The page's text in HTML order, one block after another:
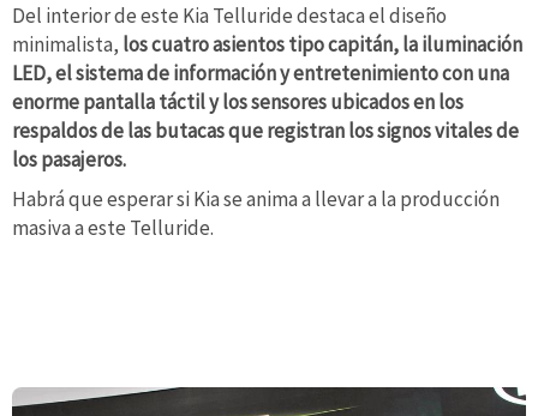
Del interior de este Kia Telluride destaca el diseño
minimalista, los cuatro asientos tipo capitán, la iluminación
LED, el sistema de información y entretenimiento con una
enorme pantalla táctil y los sensores ubicados en los
respaldos de las butacas que registran los signos vitales de
los pasajeros.
Habrá que esperar si Kia se anima a llevar a la producción
masiva a este Telluride.